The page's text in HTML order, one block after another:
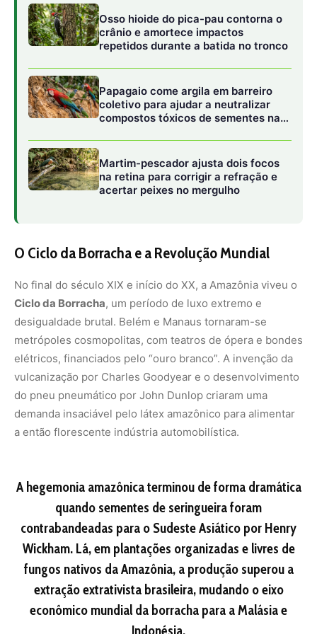
O Ciclo da Borracha e a Revolução Mundial
No final do século XIX e início do XX, a Amazônia viveu o
Ciclo da Borracha, um período de luxo extremo e
desigualdade brutal. Belém e Manaus tornaram-se
metrópoles cosmopolitas, com teatros de ópera e bondes
elétricos, financiados pelo “ouro branco”. A invenção da
vulcanização por Charles Goodyear e o desenvolvimento
do pneu pneumático por John Dunlop criaram uma
demanda insaciável pelo látex amazônico para alimentar
a então florescente indústria automobilística.
A hegemonia amazônica terminou de forma dramática
contrabandeadas para o Sudeste Asiático por Henry
Wickham. Lá, em plantações organizadas e livres de
fungos nativos da Amazônia, a produção superou a
extração extrativista brasileira, mudando o eixo
econômico mundial da borracha para a Malásia e
Indonésia.
Borracha Natural vs. Sintética: Por que a Floresta
Embora o petróleo tenha permitido a criação de
borrachas sintéticas durante a Segunda Guerra Mundial,
elas não conseguem replicar todas as propriedades da
Hevea. A borracha natural possui: